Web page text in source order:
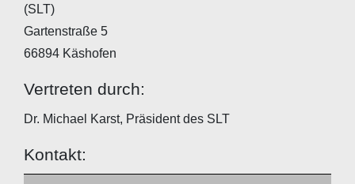
(SLT)
Gartenstraße 5
66894 Käshofen
Vertreten durch:
Dr. Michael Karst, Präsident des SLT
Kontakt: